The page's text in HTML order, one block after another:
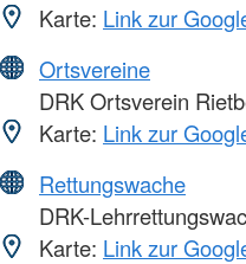
Karte: Link zur
Ortsvereine
DRK Ortsverein
Karte: Link zur
Rettungswache
DRK-
Karte: Link zur